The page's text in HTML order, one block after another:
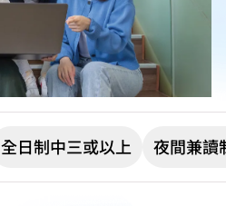
全日制中三或以上 夜間兼讀